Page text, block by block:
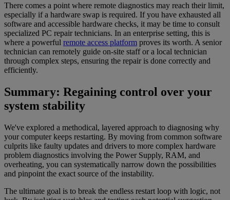
There comes a point where remote diagnostics may reach their limit,
especially if a hardware swap is required. If you have exhausted all
software and accessible hardware checks, it may be time to consult
specialized PC repair technicians. In an enterprise setting, this is
where a powerful remote access platform proves its worth. A senior
technician can remotely guide on-site staff or a local technician
through complex steps, ensuring the repair is done correctly and
efficiently.
Summary: Regaining control over your
system stability
We've explored a methodical, layered approach to diagnosing why
your computer keeps restarting. By moving from common software
culprits like faulty updates and drivers to more complex hardware
problem diagnostics involving the Power Supply, RAM, and
overheating, you can systematically narrow down the possibilities
and pinpoint the exact source of the instability.
The ultimate goal is to break the endless restart loop with logic, not